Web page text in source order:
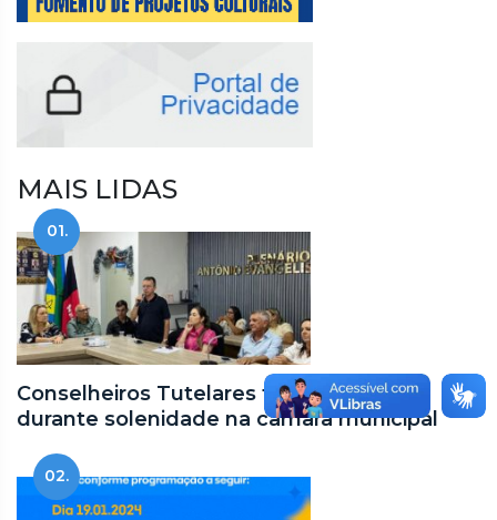
MAIS LIDAS
01.
Conselheiros Tutelares tomam posse
durante solenidade na câmara municipal
02.